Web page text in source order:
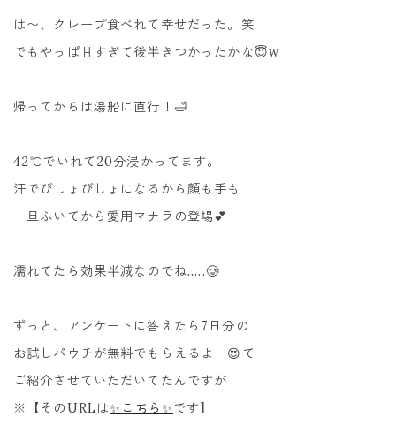
は〜、クレープ食べれて幸せだった。笑
でもやっぱ甘すぎて後半きつかったかな😇w
帰ってからは湯船に直行！🛁
42℃でいれて20分浸かってます。
汗でびしょびしょになるから顔も手も
一旦ふいてから愛用マナラの登場💕
濡れてたら効果半減なのでね.....🥲
ずっと、アンケートに答えたら7日分の
お試しパウチが無料でもらえるよー😍て
ご紹介させていただいてたんですが
※【そのURLは✨こちら✨ です】